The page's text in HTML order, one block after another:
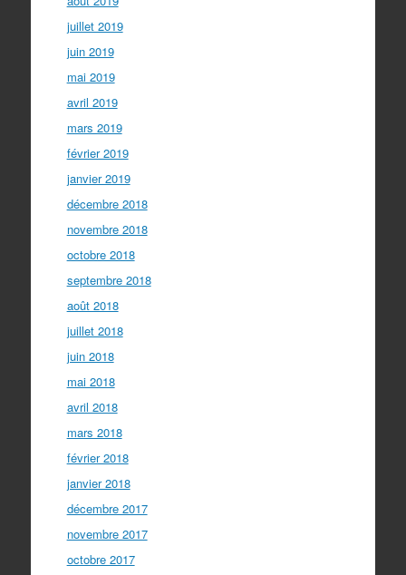
juillet 2019
juin 2019
mai 2019
avril 2019
mars 2019
février 2019
janvier 2019
décembre 2018
novembre 2018
octobre 2018
septembre 2018
août 2018
juillet 2018
juin 2018
mai 2018
avril 2018
mars 2018
février 2018
janvier 2018
décembre 2017
novembre 2017
octobre 2017